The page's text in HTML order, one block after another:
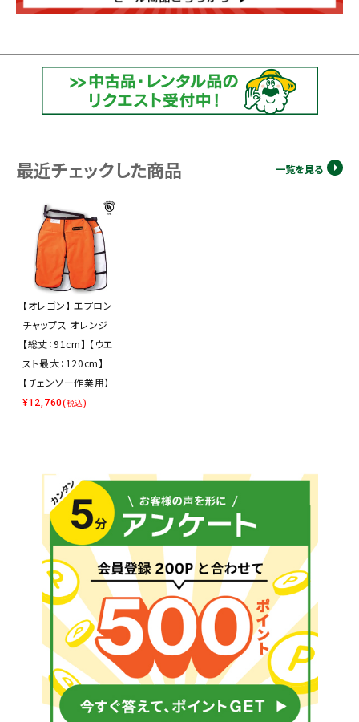
最近チェックした商品 一覧を見る
【オレゴン】 エプロン
チャップス オレンジ
【総丈：91cm】 【ウエ
スト最大：120cm】
【チェンソー作業用】
¥12,760(税込)